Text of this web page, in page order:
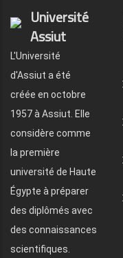
Université
Assiut
L'Université
d'Assiut a été
créée en octobre
1957 à Assiut. Elle
considère comme
la première
université de Haute
Égypte à préparer
des diplômés avec
des connaissances
scientifiques.